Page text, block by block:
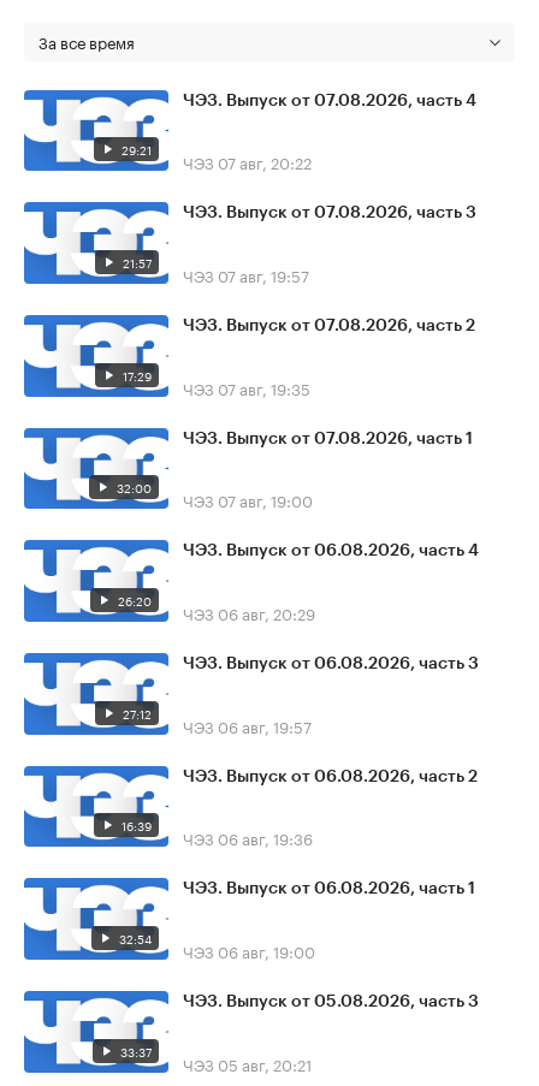
За все время
29:21
ЧЭЗ. Выпуск от 07.08.2026, часть 4
ЧЭЗ 07 авг, 20:22
21:57
ЧЭЗ. Выпуск от 07.08.2026, часть 3
ЧЭЗ 07 авг, 19:57
17:29
ЧЭЗ. Выпуск от 07.08.2026, часть 2
ЧЭЗ 07 авг, 19:35
32:00
ЧЭЗ. Выпуск от 07.08.2026, часть 1
ЧЭЗ 07 авг, 19:00
26:20
ЧЭЗ. Выпуск от 06.08.2026, часть 4
ЧЭЗ 06 авг, 20:29
27:12
ЧЭЗ. Выпуск от 06.08.2026, часть 3
ЧЭЗ 06 авг, 19:57
16:39
ЧЭЗ. Выпуск от 06.08.2026, часть 2
ЧЭЗ 06 авг, 19:36
32:54
ЧЭЗ. Выпуск от 06.08.2026, часть 1
ЧЭЗ 06 авг, 19:00
33:37
ЧЭЗ. Выпуск от 05.08.2026, часть 3
ЧЭЗ 05 авг, 20:21